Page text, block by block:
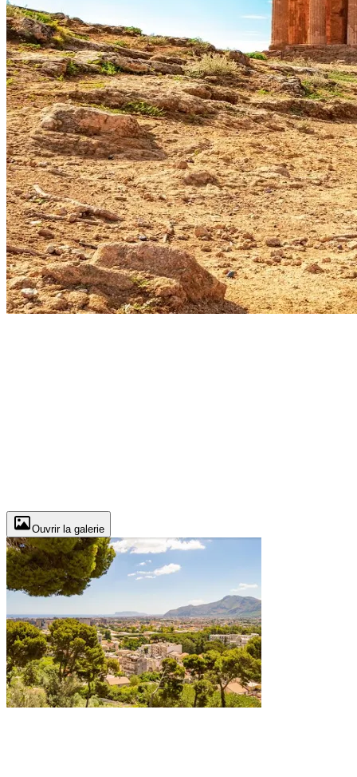
Ouvrir la galerie